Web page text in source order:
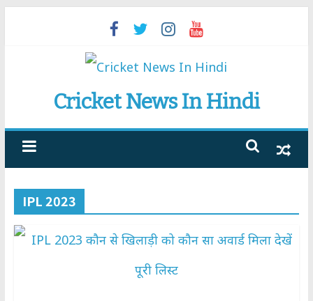
Cricket News In Hindi
IPL 2023